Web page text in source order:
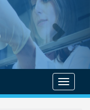
menu